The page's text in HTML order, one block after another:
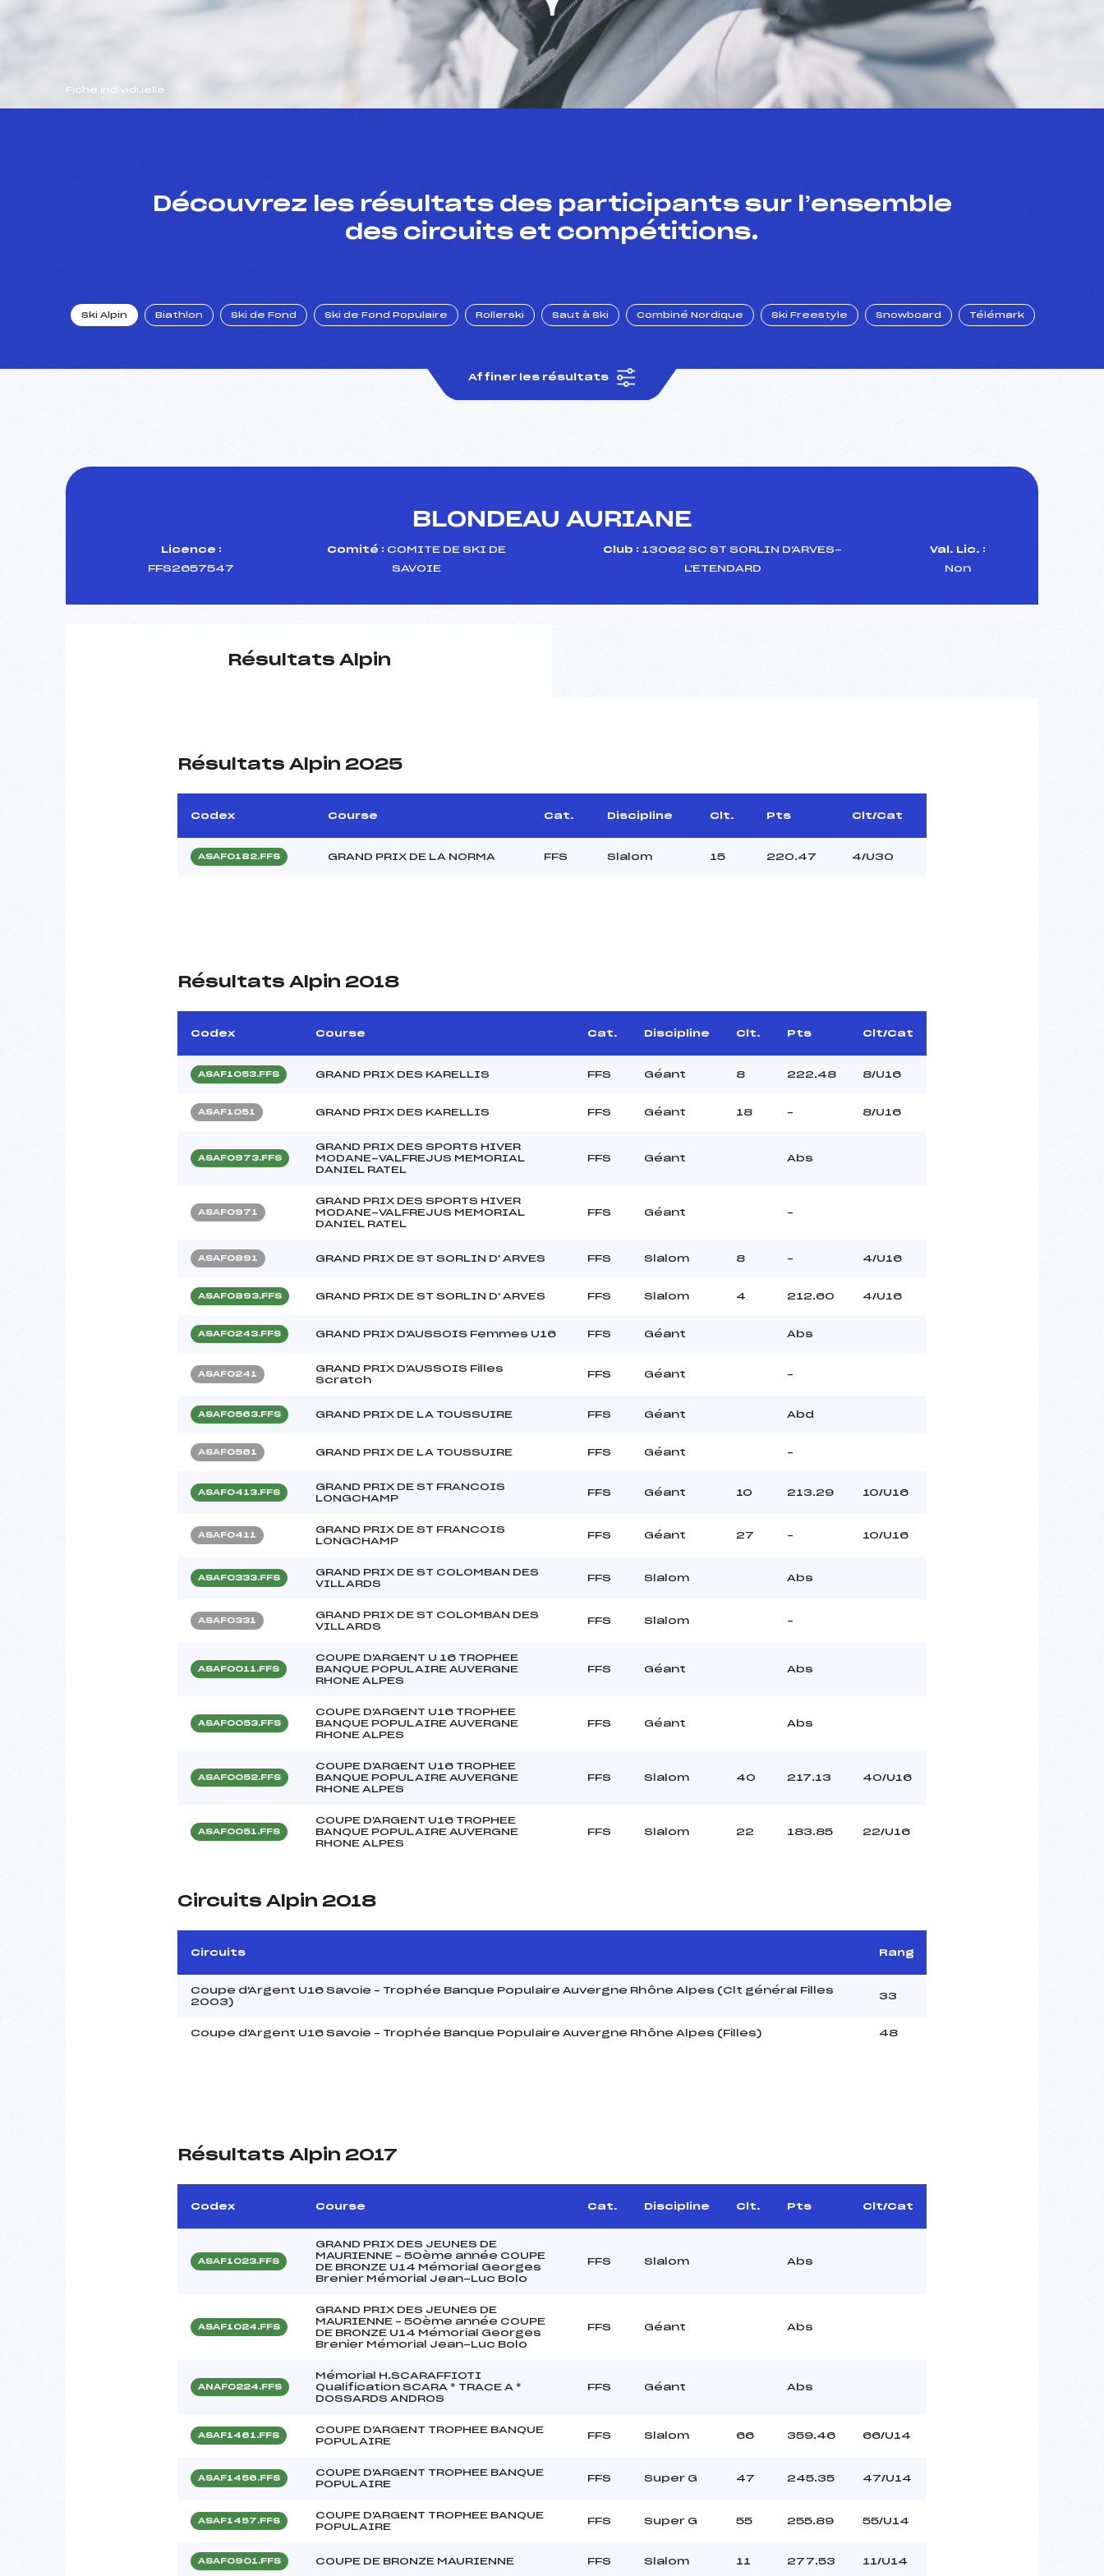
Fiche individuelle
Découvrez les résultats des participants sur l’ensemble
des circuits et compétitions.
Ski Alpin Biathlon Ski de Fond Ski de Fond Populaire Rollerski Saut à Ski Combiné Nordique Ski Freestyle Snowboard Télémark
Affiner les résultats
BLONDEAU AURIANE
Licence :
FFS2657547
Comité : COMITE DE SKI DE
SAVOIE
Club : 13062 SC ST SORLIN D'ARVES-
L'ETENDARD
Val. Lic. :
Non
Résultats Alpin
Résultats Alpin 2025
Codex Course Cat. Discipline Clt. Pts Clt/Cat
ASAF0182.FFS GRAND PRIX DE LA NORMA FFS Slalom 15 220.47 4/U30
Résultats Alpin 2018
Codex Course Cat. Discipline Clt. Pts Clt/Cat
ASAF1053.FFS GRAND PRIX DES KARELLIS FFS Géant 8 222.48 8/U16
ASAF1051 GRAND PRIX DES KARELLIS FFS Géant 18 – 8/U16
ASAF0973.FFS
GRAND PRIX DES SPORTS HIVER
MODANE-VALFREJUS MEMORIAL
DANIEL RATEL
FFS Géant Abs
ASAF0971
GRAND PRIX DES SPORTS HIVER
MODANE-VALFREJUS MEMORIAL
DANIEL RATEL
FFS Géant –
ASAF0891 GRAND PRIX DE ST SORLIN D' ARVES FFS Slalom 8 – 4/U16
ASAF0893.FFS GRAND PRIX DE ST SORLIN D' ARVES FFS Slalom 4 212.60 4/U16
ASAF0243.FFS GRAND PRIX D'AUSSOIS Femmes U16 FFS Géant Abs
ASAF0241
GRAND PRIX D'AUSSOIS Filles
Scratch
FFS Géant –
ASAF0563.FFS GRAND PRIX DE LA TOUSSUIRE FFS Géant Abd
ASAF0561 GRAND PRIX DE LA TOUSSUIRE FFS Géant –
ASAF0413.FFS
GRAND PRIX DE ST FRANCOIS
LONGCHAMP
FFS Géant 10 213.29 10/U16
ASAF0411
GRAND PRIX DE ST FRANCOIS
LONGCHAMP
FFS Géant 27 – 10/U16
ASAF0333.FFS
GRAND PRIX DE ST COLOMBAN DES
VILLARDS
FFS Slalom Abs
ASAF0331
GRAND PRIX DE ST COLOMBAN DES
VILLARDS
FFS Slalom –
ASAF0011.FFS
COUPE D'ARGENT U 16 TROPHEE
BANQUE POPULAIRE AUVERGNE
RHONE ALPES
FFS Géant Abs
ASAF0053.FFS
COUPE D'ARGENT U16 TROPHEE
BANQUE POPULAIRE AUVERGNE
RHONE ALPES
FFS Géant Abs
ASAF0052.FFS
COUPE D'ARGENT U16 TROPHEE
BANQUE POPULAIRE AUVERGNE
RHONE ALPES
FFS Slalom 40 217.13 40/U16
ASAF0051.FFS
COUPE D'ARGENT U16 TROPHEE
BANQUE POPULAIRE AUVERGNE
RHONE ALPES
FFS Slalom 22 183.85 22/U16
Circuits Alpin 2018
Circuits Rang
Coupe d'Argent U16 Savoie – Trophée Banque Populaire Auvergne Rhône Alpes (Clt général Filles
2003)
33
Coupe d'Argent U16 Savoie – Trophée Banque Populaire Auvergne Rhône Alpes (Filles) 48
Résultats Alpin 2017
Codex Course Cat. Discipline Clt. Pts Clt/Cat
ASAF1023.FFS
GRAND PRIX DES JEUNES DE
MAURIENNE – 50ème année COUPE
DE BRONZE U14 Mémorial Georges
Brenier Mémorial Jean-Luc Bolo
FFS Slalom Abs
ASAF1024.FFS
GRAND PRIX DES JEUNES DE
MAURIENNE – 50ème année COUPE
DE BRONZE U14 Mémorial Georges
Brenier Mémorial Jean-Luc Bolo
FFS Géant Abs
ANAF0224.FFS
Mémorial H.SCARAFFIOTI
Qualification SCARA * TRACE A *
DOSSARDS ANDROS
FFS Géant Abs
ASAF1461.FFS
COUPE D'ARGENT TROPHEE BANQUE
POPULAIRE
FFS Slalom 66 359.46 66/U14
ASAF1456.FFS
COUPE D'ARGENT TROPHEE BANQUE
POPULAIRE
FFS Super G 47 245.35 47/U14
ASAF1457.FFS
COUPE D'ARGENT TROPHEE BANQUE
POPULAIRE
FFS Super G 55 255.89 55/U14
ASAF0901.FFS COUPE DE BRONZE MAURIENNE FFS Slalom 11 277.53 11/U14